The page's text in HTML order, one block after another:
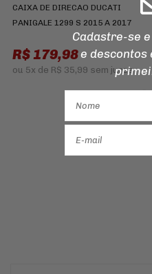
CAIXA DE DIRECAO DUCATI
PANIGALE 1299 S 2015 A 2017
R$ 179,98
ou 5x de R$ 35,99 sem juros
Cadastre-se
e descontos